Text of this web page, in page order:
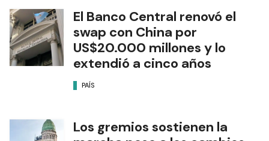
El Banco Central renovó el
swap con China por
US$20.000 millones y lo
extendió a cinco años
PAÍS
Los gremios sostienen la